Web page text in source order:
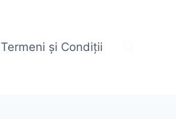
Termeni și Condiții